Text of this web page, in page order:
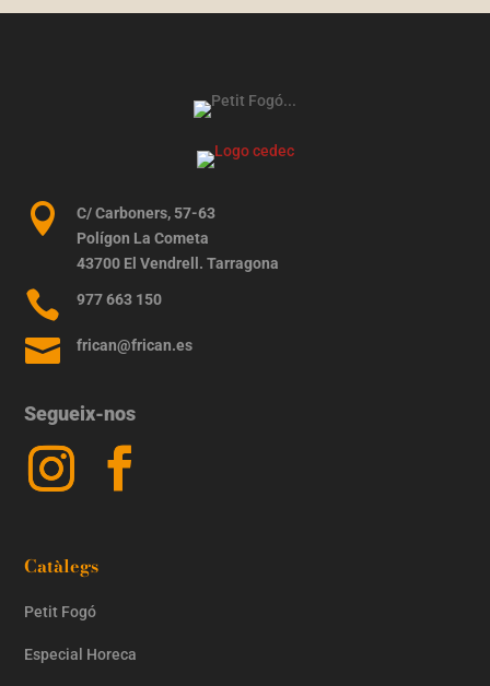

C/ Carboners, 57-63
Polígon La Cometa
43700 El Vendrell. Tarragona
 977 663 150
 frican@frican.es
Segueix-nos
Catàlegs
Petit Fogó
Especial Horeca